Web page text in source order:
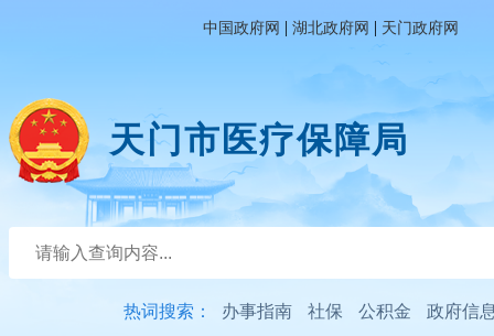
中国政府网 | 湖北政府网 | 天门政府网
天门市医疗保障局
热词搜索： 办事指南 社保 公积金 政府信